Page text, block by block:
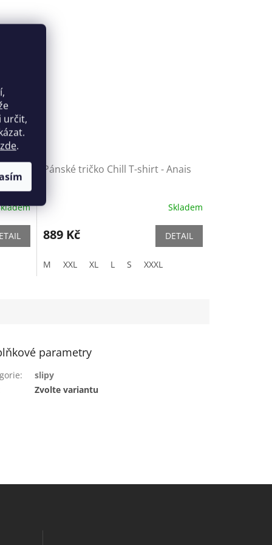
určit,
zde.
Pánské tričko Chill T-shirt - Anais
Skladem
889 Kč DETAIL
M XXL XL L S XXXL
parametry
:
slipy
Zvolte variantu